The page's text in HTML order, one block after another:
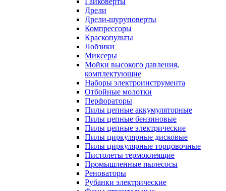
Дрели
Дрели-шуруповерты
Компрессоры
Краскопульты
Лобзики
Миксеры
Мойки высокого давления,
комплектующие
Наборы электроинструмента
Отбойные молотки
Перфораторы
Пилы цепные аккумуляторные
Пилы цепные бензиновые
Пилы цепные электрические
Пилы циркулярные дисковые
Пилы циркулярные торцовочные
Пистолеты термоклеящие
Промышленные пылесосы
Реноваторы
Рубанки электрические